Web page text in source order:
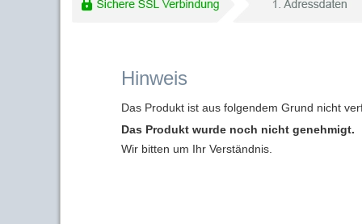
Hinweis
Das Produkt ist aus folgendem Grund nicht
Das Produkt wurde noch nicht genehmigt.
Wir bitten um Ihr Verständnis.